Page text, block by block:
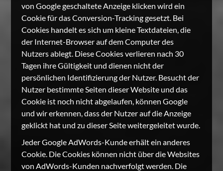
von Google geschaltete Anzeige klicken wird ein
Cookie für das Conversion-Tracking gesetzt. Bei
Cookies handelt es sich um kleine Textdateien, die
der Internet-Browser auf dem Computer des
Nutzers ablegt. Diese Cookies verlieren nach 30
Tagen ihre Gültigkeit und dienen nicht der
persönlichen Identifizierung der Nutzer. Besucht der
Nutzer bestimmte Seiten dieser Website und das
Cookie ist noch nicht abgelaufen, können Google
und wir erkennen, dass der Nutzer auf die Anzeige
geklickt hat und zu dieser Seite weitergeleitet wurde.
Jeder Google AdWords-Kunde erhält ein anderes
Cookie. Die Cookies können nicht über die Websites
von AdWords-Kunden nachverfolgt werden. Die